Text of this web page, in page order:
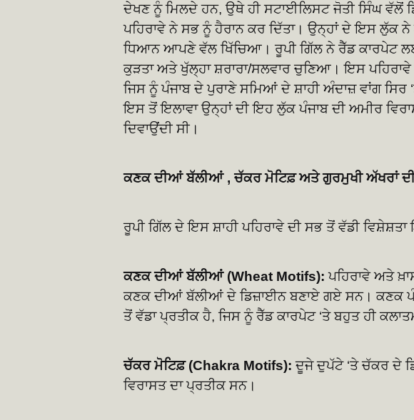
ਦੇਖਣ ਨੂੰ ਮਿਲਦੇ ਹਨ, ਉਥੇ ਹੀ ਸਟਾਈਲਿਸਟ ਜੋਤੀ ਸਿੰਘ ਵੱਲੋਂ
ਪਹਿਰਾਵੇ ਨੇ ਸਭ ਨੂੰ ਹੈਰਾਨ ਕਰ ਦਿੱਤਾ। ਉਨ੍ਹਾਂ ਦੇ ਇਸ ਲੁੱਕ
ਧਿਆਨ ਆਪਣੇ ਵੱਲ ਖਿੱਚਿਆ। ਰੂਪੀ ਗਿੱਲ ਨੇ ਰੈੱਡ ਕਾਰਪੇਟ
ਕੁੜਤਾ ਅਤੇ ਖੁੱਲ੍ਹਾ ਸ਼ਰਾਰਾ/ਸਲਵਾਰ ਚੁਣਿਆ। ਇਸ
ਜਿਸ ਨੂੰ ਪੰਜਾਬ ਦੇ ਪੁਰਾਣੇ ਸਮਿਆਂ ਦੇ ਸ਼ਾਹੀ ਅੰਦਾਜ਼ ਵਾਂਗ
ਇਸ ਤੋਂ ਇਲਾਵਾ ਉਨ੍ਹਾਂ ਦੀ ਇਹ ਲੁੱਕ ਪੰਜਾਬ ਦੀ ਅਮੀਰ
ਦਿਵਾਉਂਦੀ ਸੀ।
ਕਣਕ ਦੀਆਂ ਬੱਲੀਆਂ , ਚੱਕਰ ਮੋਟਿਫ਼ ਅਤੇ ਗੁਰਮੁਖੀ ਅੱਖਰਾਂ
ਰੂਪੀ ਗਿੱਲ ਦੇ ਇਸ ਸ਼ਾਹੀ ਪਹਿਰਾਵੇ ਦੀ ਸਭ ਤੋਂ ਵੱਡੀ
ਕਣਕ ਦੀਆਂ ਬੱਲੀਆਂ (Wheat Motifs): ਪਹਿਰਾਵੇ ਅਤੇ
ਕਣਕ ਦੀਆਂ ਬੱਲੀਆਂ ਦੇ ਡਿਜ਼ਾਈਨ ਬਣਾਏ ਗਏ ਸਨ। ਕਣਕ
ਤੋਂ ਵੱਡਾ ਪ੍ਰਤੀਕ ਹੈ, ਜਿਸ ਨੂੰ ਰੈੱਡ ਕਾਰਪੇਟ ‘ਤੇ ਬਹੁਤ ਹੀ
ਚੱਕਰ ਮੋਟਿਫ਼ (Chakra Motifs):ਦੂਜੇ ਦੁਪੱਟੇ ‘ਤੇ ਚੱਕਰ ਦੇ
ਵਿਰਾਸਤ ਦਾ ਪ੍ਰਤੀਕ ਸਨ।